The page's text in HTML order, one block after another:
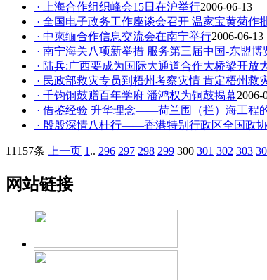
· 上海合作组织峰会15日在沪举行2006-06-13
· 全国电子政务工作座谈会召开 温家宝黄菊作
· 中柬缅合作信息交流会在南宁举行2006-06-13
· 南宁海关八项新举措 服务第三届中国-东盟博
· 陆兵:广西要成为国际大通道合作大桥梁开放
· 民政部救灾专员到梧州考察灾情 肯定梧州救
· 千钧铜鼓赠百年学府 潘鸿权为铜鼓揭幕2006-
· 借鉴经验 升华理念——荷兰围（拦）海工程
· 殷殷深情八桂行——香港特别行政区全国政
11157条 上一页 1 .. 296 297 298 299 300 301 302 303
网站链接